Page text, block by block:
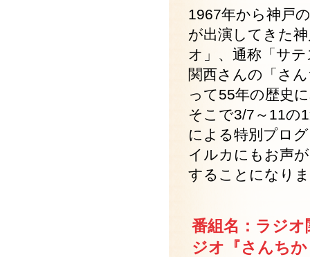
1967年から神戸
が出演してきた
オ」、通称「サ
関西さんの「さ
って55年の歴史
そこで3/7～11の
による特別プロ
イルカにもお声
することになり
番組名：ラジ
ジオ『さんち